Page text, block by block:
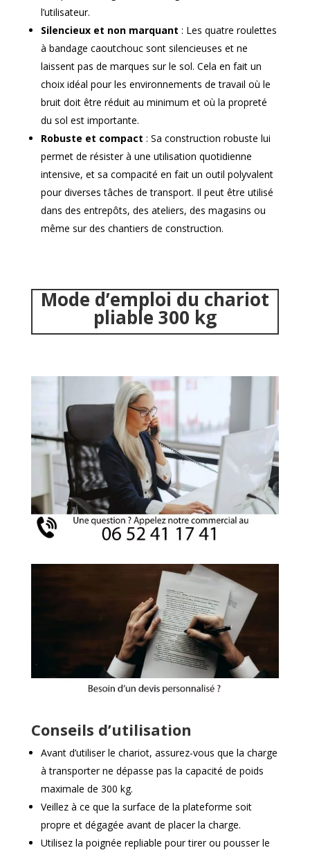
l’utilisateur.
Silencieux et non marquant : Les quatre roulettes
à bandage caoutchouc sont silencieuses et ne
laissent pas de marques sur le sol. Cela en fait un
choix idéal pour les environnements de travail où le
bruit doit être réduit au minimum et où la propreté
du sol est importante.
Robuste et compact : Sa construction robuste lui
permet de résister à une utilisation quotidienne
intensive, et sa compacité en fait un outil polyvalent
pour diverses tâches de transport. Il peut être utilisé
dans des entrepôts, des ateliers, des magasins ou
même sur des chantiers de construction.
Mode d’emploi du chariot
pliable 300 kg
Conseils d’utilisation
Avant d’utiliser le chariot, assurez-vous que la charge
à transporter ne dépasse pas la capacité de poids
maximale de 300 kg.
Veillez à ce que la surface de la plateforme soit
propre et dégagée avant de placer la charge.
Utilisez la poignée repliable pour tirer ou pousser le